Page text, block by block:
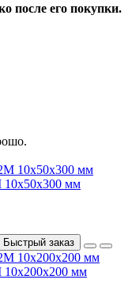
после его покупки.
мм
Быстрый заказ
мм